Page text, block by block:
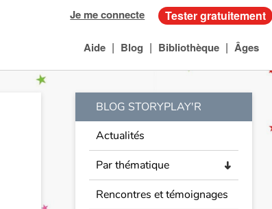
Je me connecte Tester gratuitement
Aide | Blog | Bibliothèque | Âges
BLOG STORYPLAY'R
Actualités
Par thématique
➜
Rencontres et témoignages